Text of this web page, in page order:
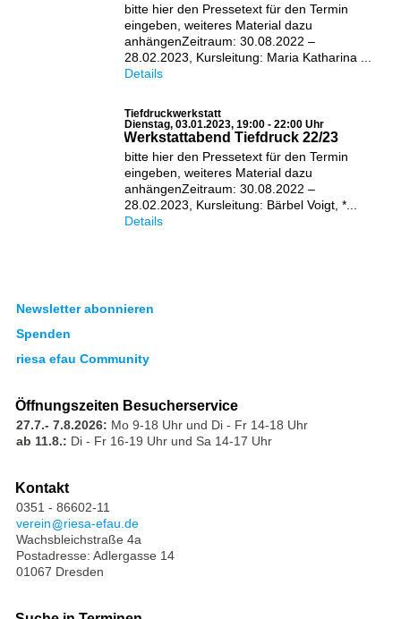
bitte hier den Pressetext für den Termin
eingeben, weiteres Material dazu
anhängenZeitraum: 30.08.2022 –
28.02.2023, Kursleitung: Maria Katharina ...
Details
Tiefdruckwerkstatt
Dienstag, 03.01.2023, 19:00 - 22:00 Uhr
Werkstattabend Tiefdruck 22/23
bitte hier den Pressetext für den Termin
eingeben, weiteres Material dazu
anhängenZeitraum: 30.08.2022 –
28.02.2023, Kursleitung: Bärbel Voigt, *...
Details
Newsletter abonnieren
Spenden
riesa efau Community
Öffnungszeiten Besucherservice
27.7.- 7.8.2026: Mo 9-18 Uhr und Di - Fr 14-18 Uhr
ab 11.8.: Di - Fr 16-19 Uhr und Sa 14-17 Uhr
Kontakt
0351 - 86602-11
verein
riesa-efau.de
Wachsbleichstraße 4a
Postadresse: Adlergasse 14
01067 Dresden